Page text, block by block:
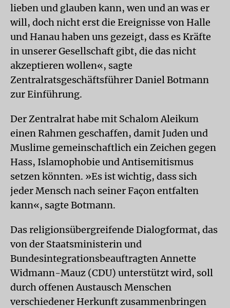
lieben und glauben kann, wen und an was er
will, doch nicht erst die Ereignisse von Halle
und Hanau haben uns gezeigt, dass es Kräfte
in unserer Gesellschaft gibt, die das nicht
akzeptieren wollen«, sagte
Zentralratsgeschäftsführer Daniel Botmann
zur Einführung.
Der Zentralrat habe mit Schalom Aleikum
einen Rahmen geschaffen, damit Juden und
Muslime gemeinschaftlich ein Zeichen gegen
Hass, Islamophobie und Antisemitismus
setzen könnten. »Es ist wichtig, dass sich
jeder Mensch nach seiner Façon entfalten
kann«, sagte Botmann.
Das religionsübergreifende Dialogformat, das
von der Staatsministerin und
Bundesintegrationsbeauftragten Annette
Widmann-Mauz (CDU) unterstützt wird, soll
durch offenen Austausch Menschen
verschiedener Herkunft zusammenbringen